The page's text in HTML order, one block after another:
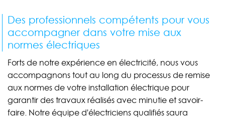
Des professionnels compétents pour vous
accompagner dans votre mise aux
normes électriques
Forts de notre expérience en électricité, nous vous
accompagnons tout au long du processus de remise
aux normes de votre installation électrique pour
garantir des travaux réalisés avec minutie et savoir-
faire. Notre équipe d'électriciens qualifiés saura